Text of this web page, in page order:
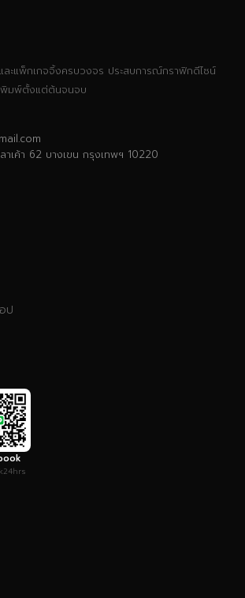
ะแพ็กเกจจิ้งครบวงจร ประสบการณ์กราฟิกดีไซน์
มพ์ตั้งแต่ต้นจนจบ
เค้า 62 บางเขน กรุงเทพฯ 10220
ป